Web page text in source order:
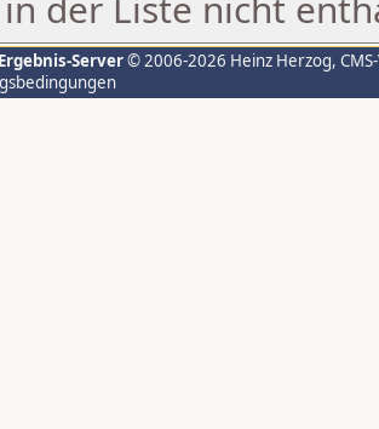
Server© 2006-2026 Heinz Herzog,